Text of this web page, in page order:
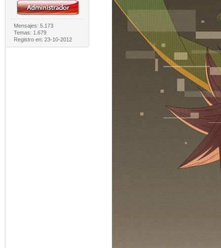
Mensajes: 5.173
Temas: 1.679
Registro en: 23-10-2012